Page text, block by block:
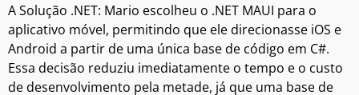
A Solução .NET: Mario escolheu o .NET MAUI para o
aplicativo móvel, permitindo que ele direcionasse iOS e
Android a partir de uma única base de código em C#.
Essa decisão reduziu imediatamente o tempo e o custo
de desenvolvimento pela metade, já que uma base de